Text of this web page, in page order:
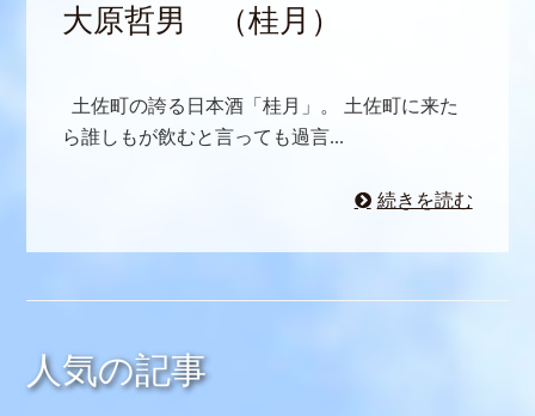
大原哲男 （桂月）
土佐町の誇る日本酒「桂月」。 土佐町に来た
ら誰しもが飲むと言っても過言...
続きを読む
人気の記事